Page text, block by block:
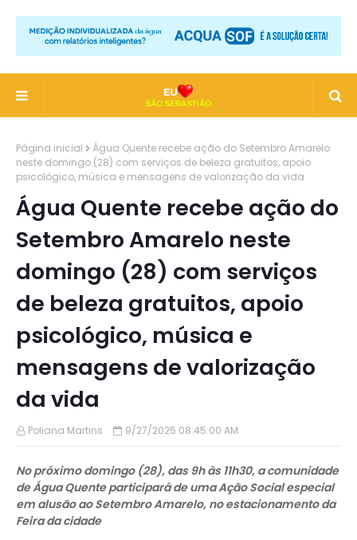
Página inicial
Água Quente recebe ação do Setembro Amarelo
neste domingo (28) com serviços de beleza gratuitos, apoio
psicológico, música e mensagens de valorização da vida
Água Quente recebe ação do
Setembro Amarelo neste
domingo (28) com serviços
de beleza gratuitos, apoio
psicológico, música e
mensagens de valorização
da vida
Poliana Martins 9/27/2025 08:45:00 AM
No próximo domingo (28), das 9h às 11h30, a comunidade
de Água Quente participará de uma Ação Social especial
em alusão ao Setembro Amarelo, no estacionamento da
Feira da cidade